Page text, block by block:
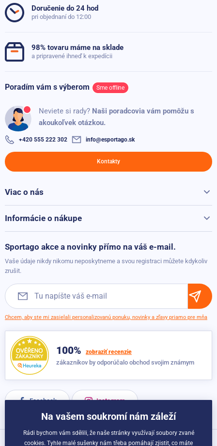
Obvod 62 cm
Doručenie do 24 hod
pri objednaní do 12:00
98% tovaru máme na sklade
a pripravené ihneď k expedícii
Poradím vám s výberom Sme offline
Neviete si rady? Naši poradcovia vám pomôžu s
akoukoľvek otázkou.
+420 555 222 302 info@esportago.sk
Kontakty
Viac o nás
Kontakty
Informácie o nákupe
Obchodné podmienky
Sportago akce a novinky přímo na váš e-mail.
Vaše údaje nikdy nikomu neposkytneme a svou registraci můžete kdykoliv
zrušit.
Chcem, aby ste mi zasielali personalizovanú ponuku, novinky a zľavy priamo pre mňa
100% zobraziť recenzie
zákazníkov by odporúčalo obchod svojim známym
Facebook Instagram
Na vašem soukromí nám záleží
Rádi bychom vám sdělili, že naše stránky využívají soubory zvané
cookies. Tyhle malé sušenky nám třeba pomáhají zjistit, co máte